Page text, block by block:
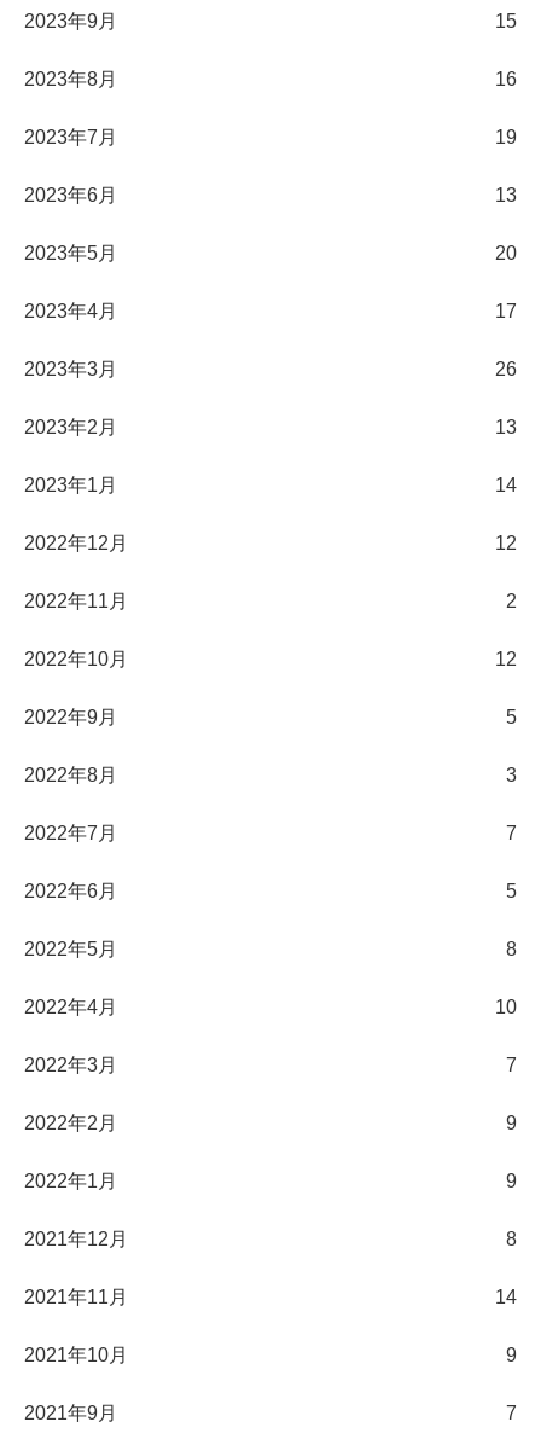
2023年9月 15
2023年8月 16
2023年7月 19
2023年6月 13
2023年5月 20
2023年4月 17
2023年3月 26
2023年2月 13
2023年1月 14
2022年12月 12
2022年11月 2
2022年10月 12
2022年9月 5
2022年8月 3
2022年7月 7
2022年6月 5
2022年5月 8
2022年4月 10
2022年3月 7
2022年2月 9
2022年1月 9
2021年12月 8
2021年11月 14
2021年10月 9
2021年9月 7